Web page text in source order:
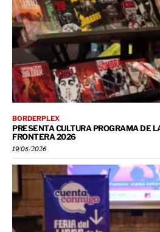
BORDERPLEX
PRESENTA CULTURA PROGRAMA DE
FRONTERA 2026
19/05/2026